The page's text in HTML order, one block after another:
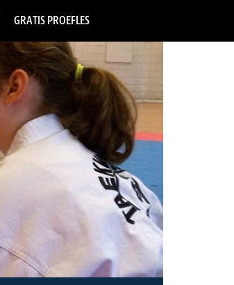
GRATIS PROEFLES